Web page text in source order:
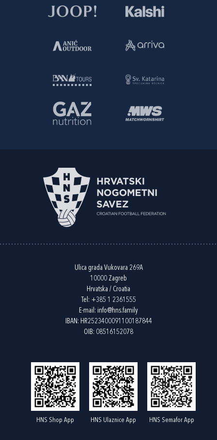
Ulica grada Vukovara 269A
10000 Zagreb
Hrvatska / Croatia
Tel: +385 1 2361555
E-mail: info@hns.family
IBAN: HR2523400091100187844
OIB: 08516152078
HNS Shop App HNS Ulaznice App HNS Semafor App